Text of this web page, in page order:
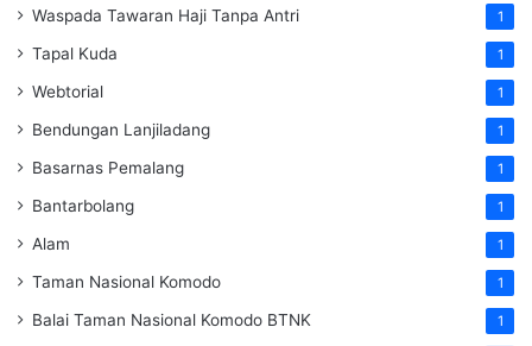
Waspada Tawaran Haji Tanpa Antri 1
Tapal Kuda 1
Webtorial 1
Bendungan Lanjiladang 1
Basarnas Pemalang 1
Bantarbolang 1
Alam 1
Taman Nasional Komodo 1
Balai Taman Nasional Komodo BTNK 1